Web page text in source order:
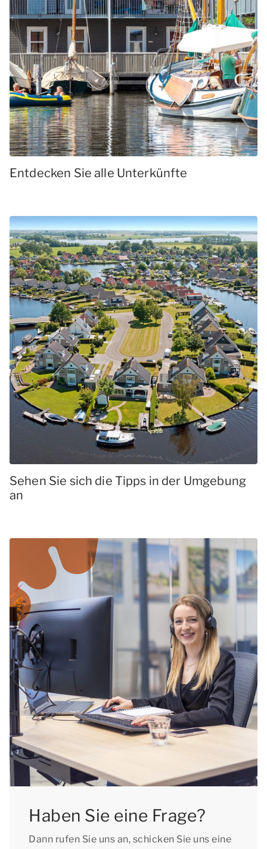
Entdecken Sie alle Unterkünfte
Sehen Sie sich die Tipps in der Umgebung
an
Haben Sie eine Frage?
Dann rufen Sie uns an, schicken Sie uns eine